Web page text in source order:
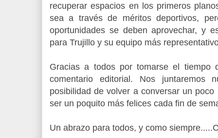
recuperar espacios en los primeros
sea a través de méritos deportivos,
oportunidades se deben aprovechar, y
para Trujillo y su equipo más
Gracias a todos por tomarse el tiempo
comentario editorial. Nos juntaremos
posibilidad de volver a conversar un
ser un poquito más felices cada fin de
Un abrazo para todos, y como